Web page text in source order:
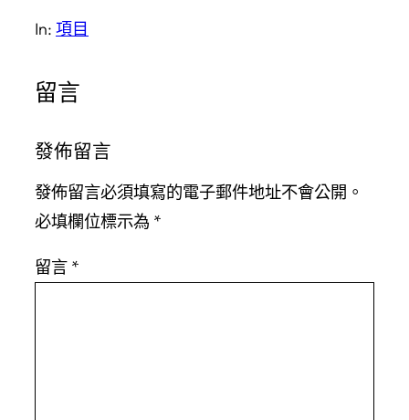
In: 項目
留言
發佈留言
發佈留言必須填寫的電子郵件地址不會公開。
必填欄位標示為 *
留言 *